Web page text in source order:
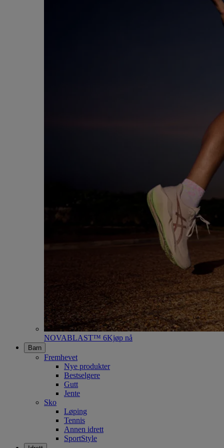
NOVABLAST™ 6Kjøp nå
Barn
Fremhevet
Nye produkter
Bestselgere
Gutt
Jente
Sko
Løping
Tennis
Annen idrett
SportStyle